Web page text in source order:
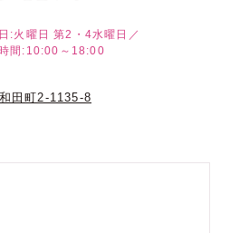
:火曜日 第2・4水曜日／
間:10:00～18:00
田町2-1135-8